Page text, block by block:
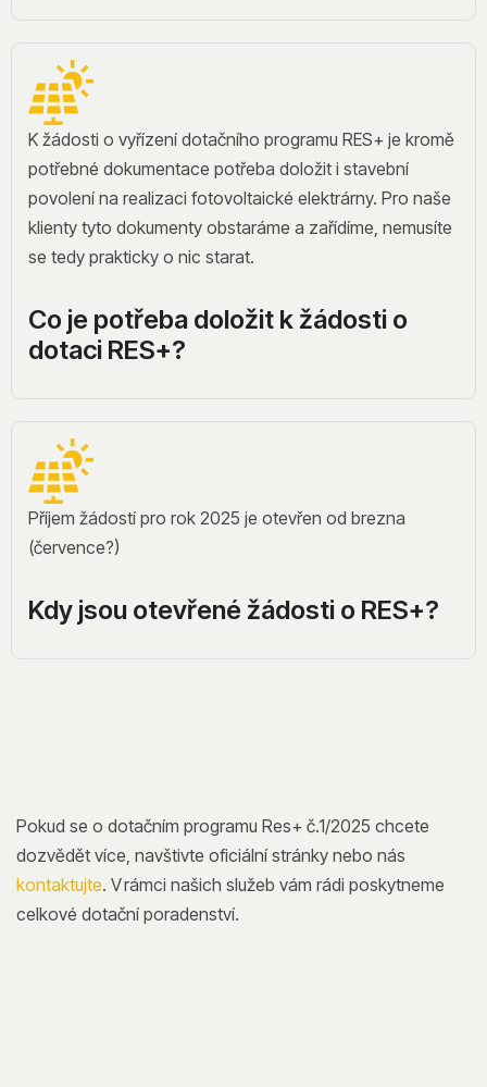
K žádosti o vyřízení dotačního programu RES+ je kromě
potřebné dokumentace potřeba doložit i stavební
povolení na realizaci fotovoltaické elektrárny. Pro naše
klienty tyto dokumenty obstaráme a zařídíme, nemusíte
se tedy prakticky o nic starat.
Co je potřeba doložit k žádosti o
dotaci RES+?
Příjem žádostí pro rok 2025 je otevřen od brezna
(července?)
Kdy jsou otevřené žádosti o RES+?
Pokud se o dotačním programu Res+ č.1/2025 chcete
dozvědět více, navštivte oficiální stránky nebo nás
kontaktujte. V rámci našich služeb vám rádi poskytneme
celkové dotační poradenství.